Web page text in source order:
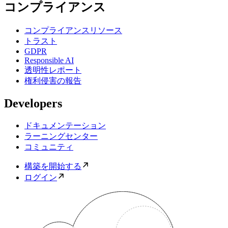
コンプライアンス
コンプライアンスリソース
トラスト
GDPR
Responsible AI
透明性レポート
権利侵害の報告
Developers
ドキュメンテーション
ラーニングセンター
コミュニティ
構築を開始する
ログイン